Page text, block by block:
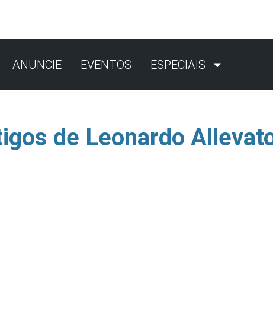
ANUNCIE EVENTOS ESPECIAIS
de Leonardo